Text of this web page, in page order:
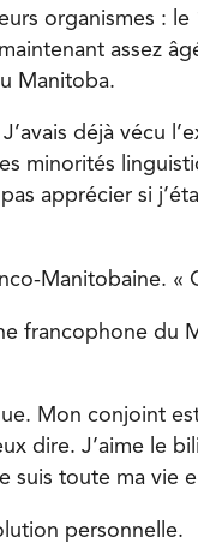
organismes : le
assez
Manitoba.
déjà vécu
minorités
apprécier si
Manitobaine. «
francophone du
Mon conjoint
dire. J’aime le
suis toute ma vie
personnelle.